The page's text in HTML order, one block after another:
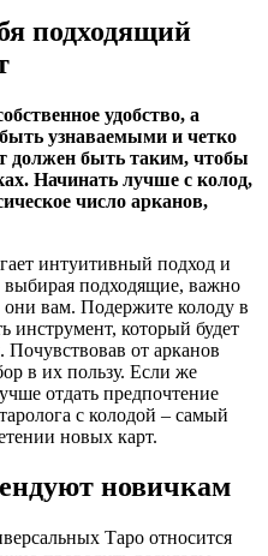
подходящий
удобство, а
узнаваемыми и четко
должен быть таким, чтобы
Начинать лучше с колод,
число арканов,
интуитивный подход и
выбирая подходящие, важно
они вам. Подержите колоду в
инструмент, который будет
Почувствовав от арканов
в их пользу. Если же
отдать предпочтение
с колодой – самый
новых карт.
новичкам
Таро относится